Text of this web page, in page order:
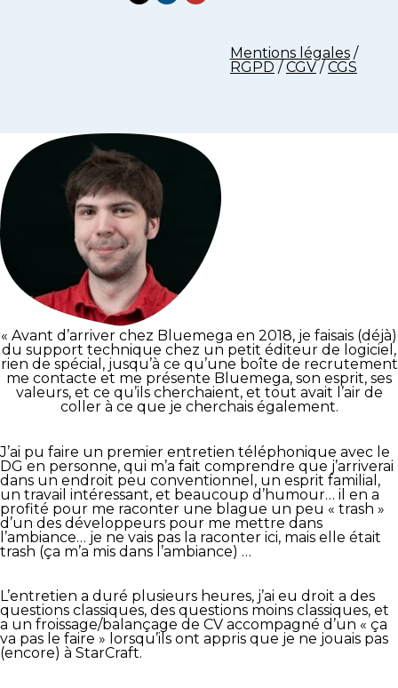
Mentions légales/
RGPD /CGV /CGS
« Avant d’arriver chez Bluemega en 2018, je faisais (déjà)
du support technique chez un petit éditeur de logiciel,
rien de spécial, jusqu’à ce qu’une boîte de recrutement
me contacte et me présente Bluemega, son esprit, ses
valeurs, et ce qu’ils cherchaient, et tout avait l’air de
coller à ce que je cherchais également.
J’ai pu faire un premier entretien téléphonique avec le
DG en personne, qui m’a fait comprendre que j’arriverai
dans un endroit peu conventionnel, un esprit familial,
un travail intéressant, et beaucoup d’humour… il en a
profité pour me raconter une blague un peu « trash »
d’un des développeurs pour me mettre dans
l’ambiance… je ne vais pas la raconter ici, mais elle était
trash (ça m’a mis dans l’ambiance) …
L’entretien a duré plusieurs heures, j’ai eu droit a des
questions classiques, des questions moins classiques, et
a un froissage/balançage de CV accompagné d’un « ça
va pas le faire » lorsqu’ils ont appris que je ne jouais pas
(encore) à StarCraft.